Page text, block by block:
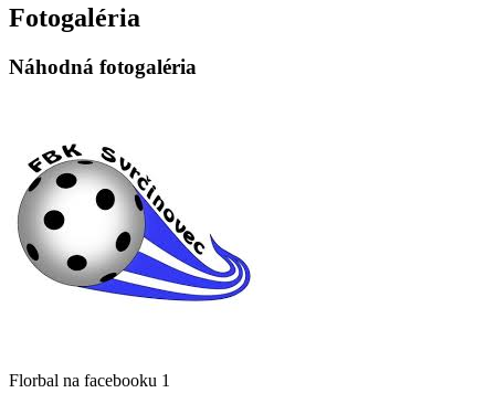
Fotogaléria
Náhodná fotogaléria
Florbal na facebooku 1